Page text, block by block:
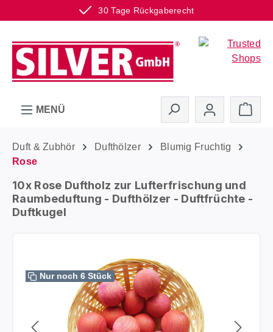
30 Tage Rückgaberecht
Zum Hauptinhalt springen
MENÜ
Duft & Zubhör Dufthölzer
Blumig Fruchtig
Rose
10x Rose Duftholz zur Lufterfrischung und
Raumbeduftung - Dufthölzer - Duftfrüchte -
Duftkugel
Bildergalerie überspringen
Nur noch 6 Stück